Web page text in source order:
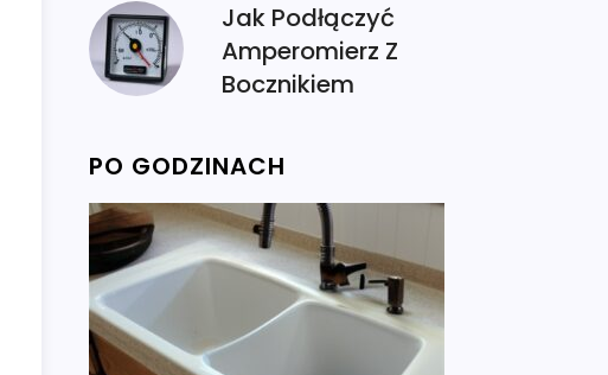
Jak Podłączyć
Amperomierz Z
Bocznikiem
PO GODZINACH